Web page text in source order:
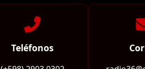
Teléfonos